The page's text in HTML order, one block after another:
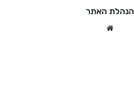
הנהלת האתר